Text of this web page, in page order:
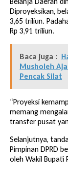
Diproyeksikan,
3,65 triliun.
Rp 3,91 triliun.
Baca juga :
Musholeh
Pencak Silat
“Proyeksi
memang
transfer pusat
Selanjutnya,
Pimpinan DPRD
oleh Wakil Bupati